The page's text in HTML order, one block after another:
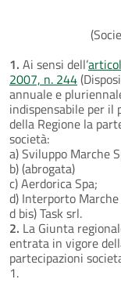
1. Ai sensi dell’
2007, n. 244
annuale e
indispensabile per
della Regione la
società:
a) Sviluppo Marche
b) (abrogata)
c) Aerdorica Spa;
d) Interporto Marche
d bis) Task srl.
2. La Giunta
entrata in vigore
partecipazioni
1.